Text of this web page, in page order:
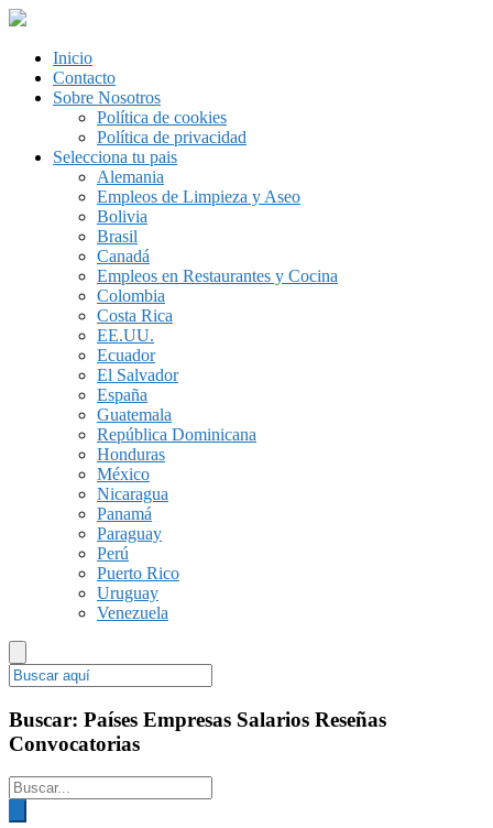
Inicio
Contacto
Sobre Nosotros
Política de cookies
Política de privacidad
Selecciona tu pais
Alemania
Empleos de Limpieza y Aseo
Bolivia
Brasil
Canadá
Empleos en Restaurantes y Cocina
Colombia
Costa Rica
EE.UU.
Ecuador
El Salvador
España
Guatemala
República Dominicana
Honduras
México
Nicaragua
Panamá
Paraguay
Perú
Puerto Rico
Uruguay
Venezuela
Buscar: Países Empresas Salarios Reseñas
Convocatorias